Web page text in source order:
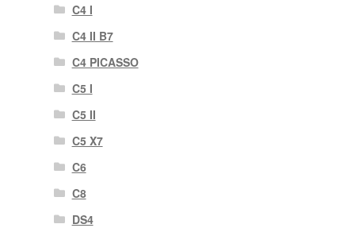
C4 I
C4 II B7
C4 PICASSO
C5 I
C5 II
C5 X7
C6
C8
DS4